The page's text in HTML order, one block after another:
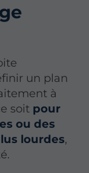
un plan
à
soit pour
ou des
lourdes,